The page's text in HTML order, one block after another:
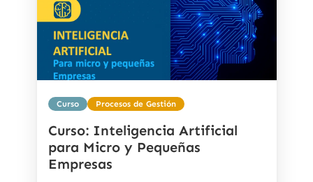
Curso Procesos de Gestión
Curso: Inteligencia Artificial
para Micro y Pequeñas
Empresas